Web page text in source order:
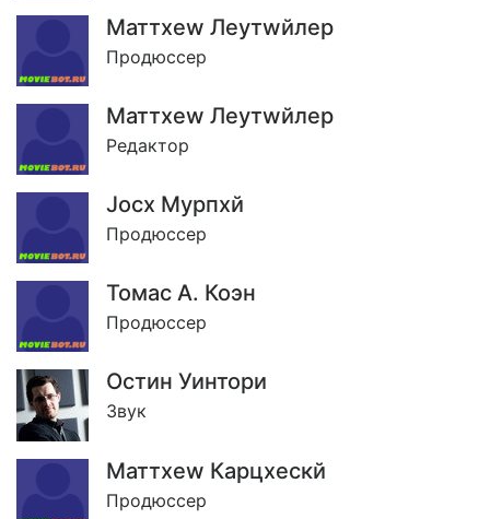
Маттхеw Леутwйлер
Продюссер
Маттхеw Леутwйлер
Редактор
Jосх Мурпхй
Продюссер
Томас А. Коэн
Продюссер
Остин Уинтори
Звук
Маттхеw Карцхескй
Продюссер